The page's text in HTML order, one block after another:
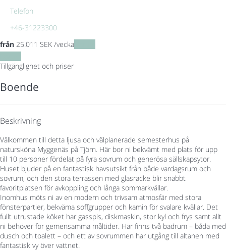
Telefon
+46-31223300
från 25.011 SEK /vecka
Tillgänglighet och priser
Boende
Beskrivning
Välkommen till detta ljusa och välplanerade semesterhus på
natursköna Myggenäs på Tjörn. Här bor ni bekvämt med plats för upp
till 10 personer fördelat på fyra sovrum och generösa sällskapsytor.
Huset bjuder på en fantastisk havsutsikt från både vardagsrum och
sovrum, och den stora terrassen med glasräcke blir snabbt
favoritplatsen för avkoppling och långa sommarkvällar.
Inomhus möts ni av en modern och trivsam atmosfär med stora
fönsterpartier, bekväma soffgrupper och kamin för svalare kvällar. Det
fullt utrustade köket har gasspis, diskmaskin, stor kyl och frys samt allt
ni behöver för gemensamma måltider. Här finns två badrum – båda med
dusch och toalett – och ett av sovrummen har utgång till altanen med
fantastisk vy över vattnet.